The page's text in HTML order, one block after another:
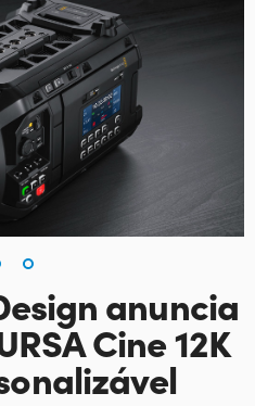
anuncia
Cine 12K